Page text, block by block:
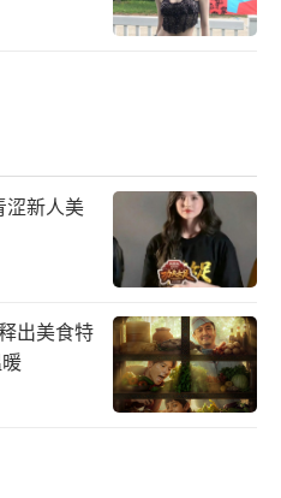
涩新人美
出美食特